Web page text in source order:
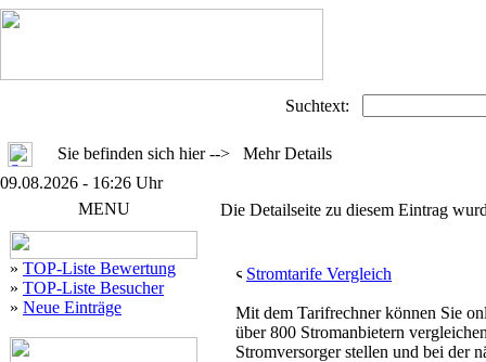
Suchtext:
Sie befinden sich hier --> Mehr Details
09.08.2026 - 16:26 Uhr
MENU
» TOP-Liste Bewertung
» TOP-Liste Besucher
» Neue Einträge
Die Detailseite zu diesem Eintrag
Stromtarife Vergleich
Mit dem Tarifrechner können Sie
über 800 Stromanbietern
Stromversorger stellen und bei der